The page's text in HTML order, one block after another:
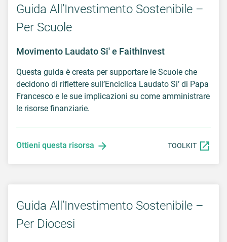
Guida All’Investimento Sostenibile –
Per Scuole
Movimento Laudato Si' e FaithInvest
Questa guida è creata per supportare le Scuole che
decidono di riflettere sull’Enciclica Laudato Si’ di Papa
Francesco e le sue implicazioni su come amministrare
le risorse finanziarie.
Ottieni questa risorsa TOOLKIT
Guida All’Investimento Sostenibile –
Per Diocesi